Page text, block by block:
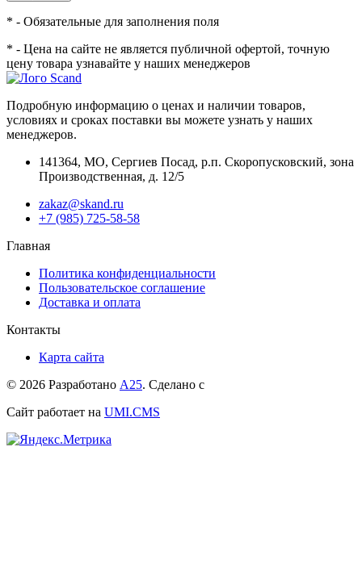
* - Обязательные для заполнения поля
* - Цена на сайте не является публичной офертой, точную
цену товара узнавайте у наших менеджеров
Подробную информацию о ценах и наличии товаров,
условиях и сроках поставки вы можете узнать у наших
менеджеров.
141364, МО, Сергиев Посад, р.п. Скоропусковский, зона
Производственная, д. 12/5
zakaz@skand.ru
+7 (985) 725-58-58
Главная
Политика конфиденциальности
Пользовательское соглашение
Доставка и оплата
Контакты
Карта сайта
© 2026 Разработано А25. Сделано с
Сайт работает на UMI.CMS